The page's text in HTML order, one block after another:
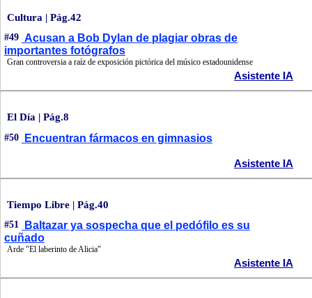
Cultura | Pág.42
#49 Acusan a Bob Dylan de plagiar obras de
importantes fotógrafos
Gran controversia a raíz de exposición pictórica del músico estadounidense
Asistente IA
El Día | Pág.8
#50 Encuentran fármacos en gimnasios
Asistente IA
Tiempo Libre | Pág.40
#51
Baltazar ya sospecha que el pedófilo es su
cuñado
Arde "El laberinto de Alicia"
Asistente IA